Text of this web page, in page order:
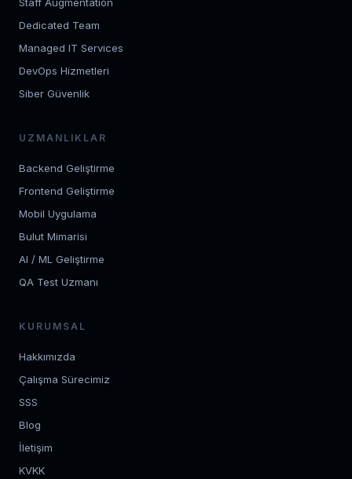
Dedicated Team
Managed IT Services
DevOps Hizmetleri
Siber Güvenlik
UZMANLIKLAR
Backend Geliştirme
Frontend Geliştirme
Mobil Uygulama
Bulut Mimarisi
AI / ML Geliştirme
QA Test Uzmanı
KURUMSAL
Hakkımızda
Çalışma Sürecimiz
SSS
Blog
İletişim
KVKK